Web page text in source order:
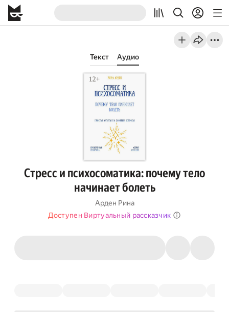
Текст Аудио
Стресс и психосоматика: почему тело
начинает болеть
Арден Рина
Доступен Виртуальный рассказчик